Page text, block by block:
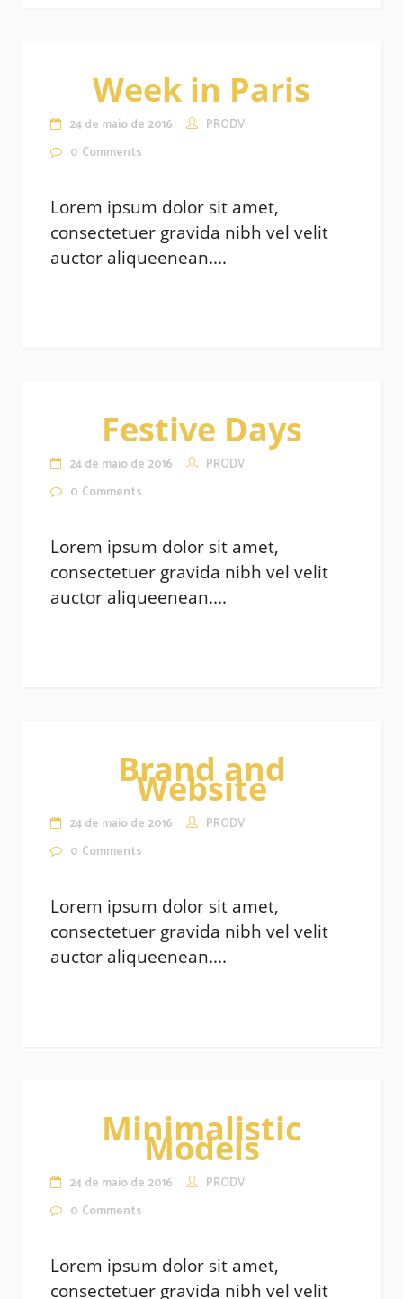
Week in Paris
24 de maio de 2016
PRODV
0 Comments
Lorem ipsum dolor sit amet,
consectetuer gravida nibh vel velit
auctor aliqueenean....
Festive Days
24 de maio de 2016
PRODV
0 Comments
Lorem ipsum dolor sit amet,
consectetuer gravida nibh vel velit
auctor aliqueenean....
Brand and
Website
24 de maio de 2016
PRODV
0 Comments
Lorem ipsum dolor sit amet,
consectetuer gravida nibh vel velit
auctor aliqueenean....
Minimalistic
Models
24 de maio de 2016
PRODV
0 Comments
Lorem ipsum dolor sit amet,
consectetuer gravida nibh vel velit